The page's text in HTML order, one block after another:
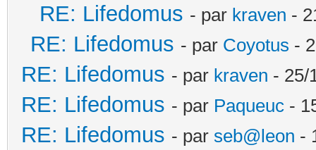
RE: Lifedomus - par kraven -
RE: Lifedomus - par Coyotus -
RE: Lifedomus - par kraven - 25/
RE: Lifedomus - par Paqueuc -
RE: Lifedomus - par seb@leon -